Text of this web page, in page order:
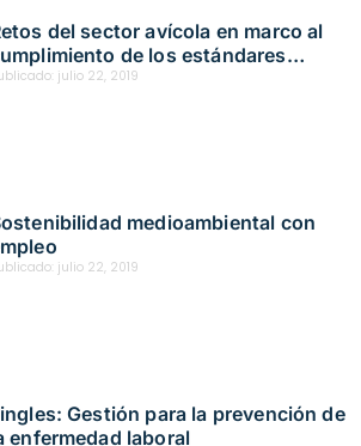
del sector avícola en marco al
de los estándares
del Sistema de Gestión de
y Salud en el Trabajo
julio 22, 2019
medioambiental con
julio 22, 2019
Gestión para la prevención de
enfermedad laboral